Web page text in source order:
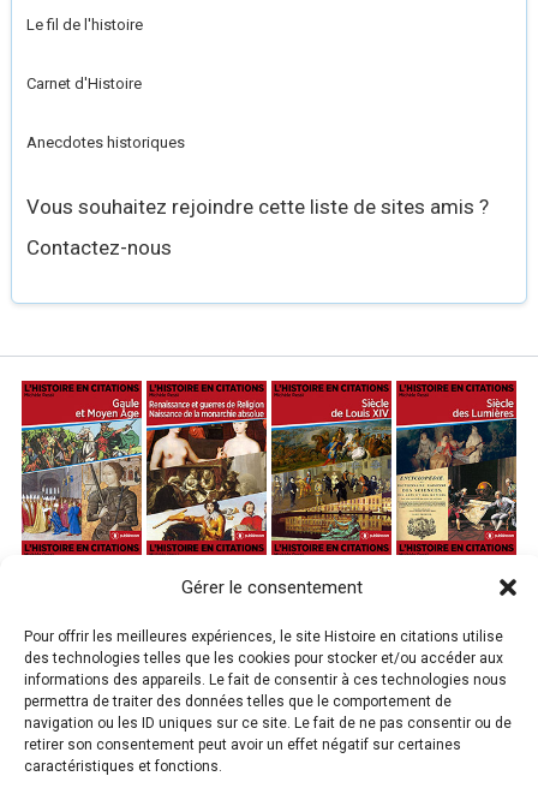
Gérer le consentement
Pour offrir les meilleures expériences, le site Histoire en citations utilise
des technologies telles que les cookies pour stocker et/ou accéder aux
informations des appareils. Le fait de consentir à ces technologies nous
permettra de traiter des données telles que le comportement de
navigation ou les ID uniques sur ce site. Le fait de ne pas consentir ou de
retirer son consentement peut avoir un effet négatif sur certaines
caractéristiques et fonctions.
Le fil de l'histoire
Carnet d'Histoire
Anecdotes historiques
Vous souhaitez rejoindre cette liste de sites amis ?
Contactez-nous